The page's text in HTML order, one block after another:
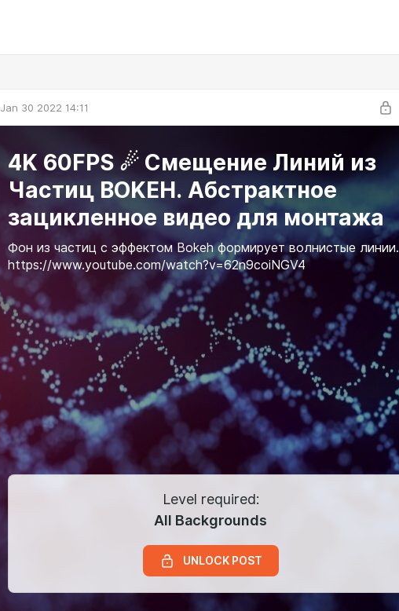
Jan 30 2022 14:11
4K 60FPS ☄ Смещение Линий из
Частиц BOKEH. Абстрактное
зацикленное видео для монтажа
Фон из частиц с эффектом Bokeh формирует волнистые линии.
https://www.youtube.com/watch?v=62n9coiNGV4
Level required:
All Backgrounds
UNLOCK POST